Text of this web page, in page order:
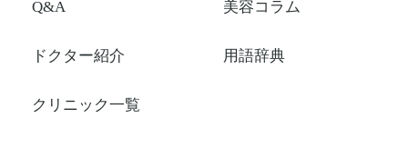
Q&A
ドクター紹介
クリニック一覧
美容コラム
用語辞典